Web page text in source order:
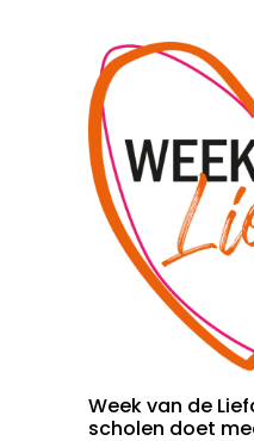
Week van de
scholen doet